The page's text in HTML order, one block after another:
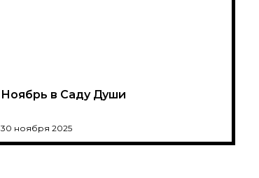
Ноябрь в Саду Души
30 ноября 2025